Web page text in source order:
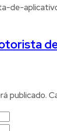
publicado.